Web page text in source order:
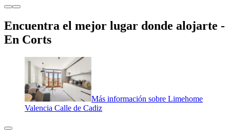
Encuentra el mejor lugar donde alojarte -
En Corts
Más información sobre Limehome
Valencia Calle de Cadiz